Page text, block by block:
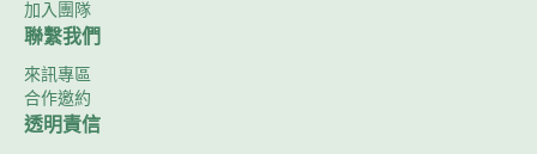
加入團隊
聯繫我們
來訊專區
合作邀約
透明責信